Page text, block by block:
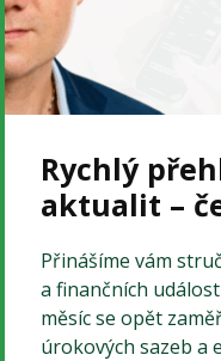
Rychlý
aktualit –
Přinášíme vám
a finančních
měsíc se opět
úrokových sazeb a